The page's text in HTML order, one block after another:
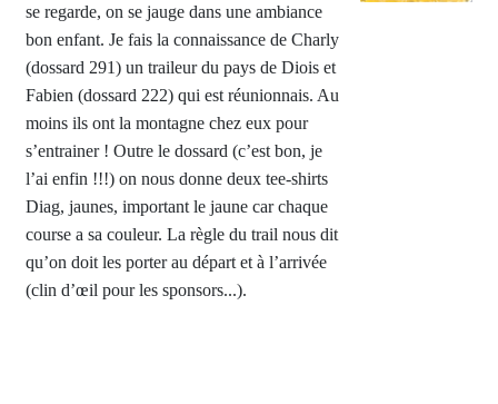
se regarde, on se jauge dans une ambiance
bon enfant. Je fais la connaissance de Charly
(dossard 291) un traileur du pays de Diois et
Fabien (dossard 222) qui est réunionnais. Au
moins ils ont la montagne chez eux pour
s’entrainer ! Outre le dossard (c’est bon, je
l’ai enfin !!!) on nous donne deux tee-shirts
Diag, jaunes, important le jaune car chaque
course a sa couleur. La règle du trail nous dit
qu’on doit les porter au départ et à l’arrivée
(clin d’œil pour les sponsors...).